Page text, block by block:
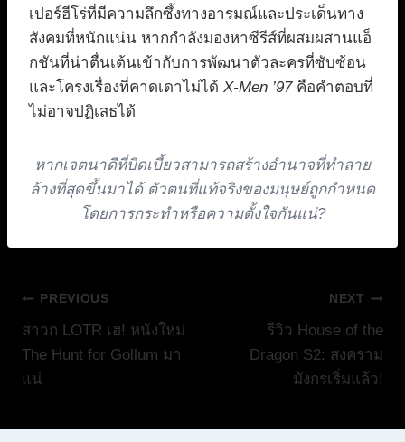
เปอร์ฮีโร่ที่มีความลึกซึ้งทางอารมณ์และประเด็นทาง
สังคมที่หนักแน่น หากกำลังมองหาซีรีส์ที่ผสมผสานแอ็
กชันที่น่าตื่นเต้นเข้ากับการพัฒนาตัวละครที่ซับซ้อน
และโครงเรื่องที่คาดเดาไม่ได้ X-Men ’97คือคำตอบที่
ไม่อาจปฏิเสธได้
หากเจตนาดีที่บิดเบี้ยวสามารถสร้างอำนาจที่ทำลาย
ล้างที่สุดขึ้นมาได้ ตัวตนที่แท้จริงของมนุษย์ถูกกำหนด
โดยการกระทำหรือความตั้งใจกันแน่?
แนะแนว
เรื่อง
PREVIOUS
สาวก LOTR เฮ! หนังใหม่
The Hunt for Gollum มา
แน่
NEXT
รีวิว House of the
Dragon S2: สงคราม
มังกรเริ่มแล้ว!